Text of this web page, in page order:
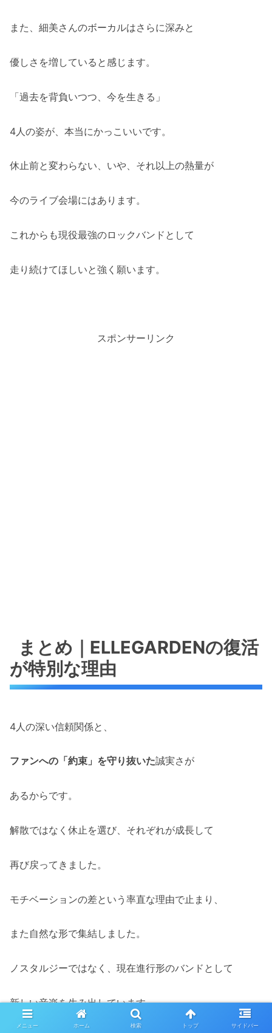
また、細美さんのボーカルはさらに深みと
優しさを増していると感じます。
「過去を背負いつつ、今を生きる」
4人の姿が、本当にかっこいいです。
休止前と変わらない、いや、それ以上の熱量が
今のライブ会場にはあります。
これからも現役最強のロックバンドとして
走り続けてほしいと強く願います。
スポンサーリンク
まとめ｜ELLEGARDENの復活
が特別な理由
4人の深い信頼関係と、
ファンへの「約束」を守り抜いた誠実さが
あるからです。
解散ではなく休止を選び、それぞれが成長して
再び戻ってきました。
モチベーションの差という率直な理由で止まり、
また自然な形で集結しました。
ノスタルジーではなく、現在進行形のバンドとして
新しい音楽を生み出しています。
メニュー ホーム 検索 トップ サイドバー